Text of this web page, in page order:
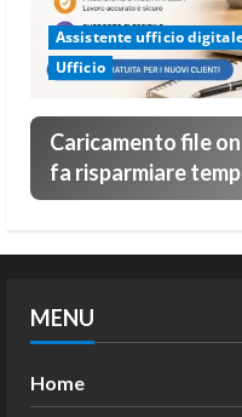
Assistente ufficio
Ufficio
Caricamento file
fa risparmiare
MENU
Home